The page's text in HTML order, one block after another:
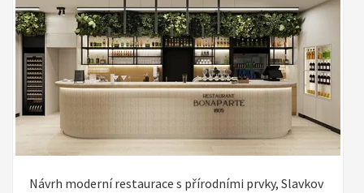
Návrh moderní restaurace s přírodními prvky, Slavkov